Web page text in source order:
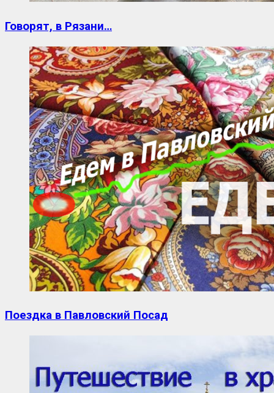
Говорят, в Рязани…
Поездка в Павловский Посад